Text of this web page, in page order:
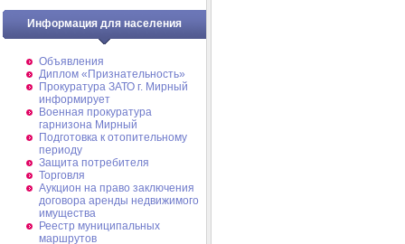
Информация для населения
Объявления
Диплом «Признательность»
Прокуратура ЗАТО г. Мирный
информирует
Военная прокуратура
гарнизона Мирный
Подготовка к отопительному
периоду
Защита потребителя
Торговля
Аукцион на право заключения
договора аренды недвижимого
имущества
Реестр муниципальных
маршрутов